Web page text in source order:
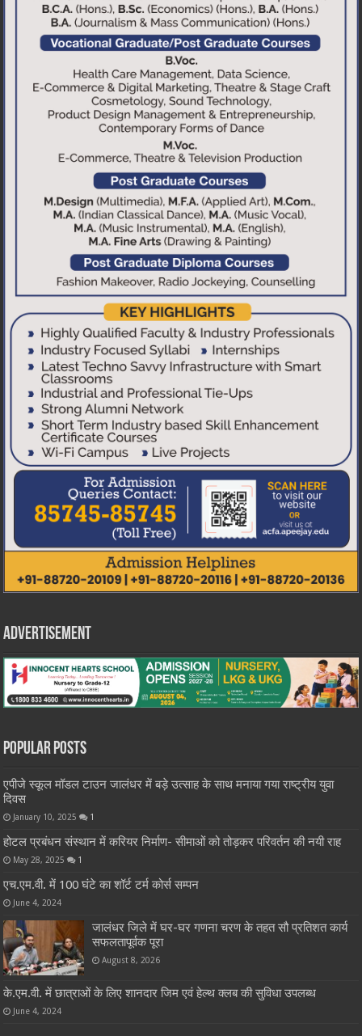
Advertisement
Popular Posts
एपीजे स्कूल मॉडल टाउन जालंधर में बड़े उत्साह के साथ मनाया गया राष्ट्रीय युवा
दिवस
January 10, 2025 1
होटल प्रबंधन संस्थान में करियर निर्माण- सीमाओं को तोड़कर परिवर्तन की नयी राह
May 28, 2025 1
एच.एम.वी. में 100 घंटे का शॉर्ट टर्म कोर्स सम्पन
June 4, 2024
जालंधर जिले में घर-घर गणना चरण के तहत सौ प्रतिशत कार्य
सफलतापूर्वक पूरा
August 8, 2026
के.एम.वी. में छात्राओं के लिए शानदार जिम एवं हेल्थ क्लब की सुविधा उपलब्ध
June 4, 2024